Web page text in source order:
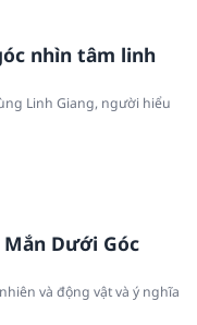
nhìn tâm linh
Linh Giang, người hiểu
Mắn Dưới Góc
và động vật và ý nghĩa